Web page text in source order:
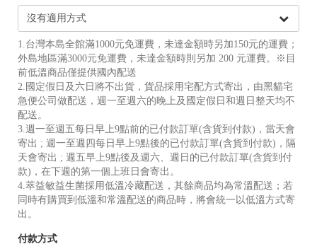
1.台灣本島全館滿1000元免運費，未達金額時另加150元的運費；
外島地區滿3000元免運費，未達金額時則另加 200 元運費。※目
前低溫商品僅提供國內配送
2.國定假日及六日將不出貨，貨品採用宅配方式寄出，由黑貓宅
急便公司做配送，週一至週六的晚上及國定假日和週日整天均不
配送。
3.週一至週五每日早上9點前的已付款訂單(含貨到付款)，當天會
寄出 ; 週一至週四每日早上9點後的已付款訂單(含貨到付款)，隔
天會寄出 ; 週五早上9點後及週六、週日的已付款訂單(含貨到付
款)，在下週的第一個上班日會寄出。
4.萃益敏益生菌採用低溫冷藏配送，其餘商品均為常溫配送；若
同時有購買到低溫和常溫配送的商品時，將會統一以低溫方式寄
出。
付款方式